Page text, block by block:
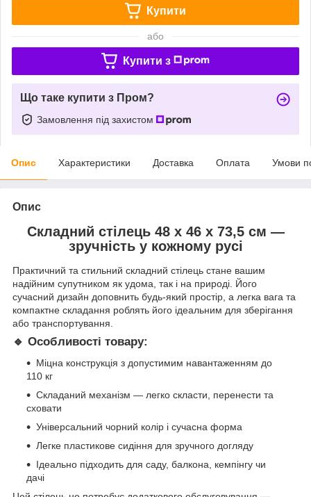
Купити
або
Купити з
Що таке купити з Пром?
Замовлення під захистом
Опис Характеристики Доставка Оплата Умови
Опис
Складний стілець 48 x 46 x 73,5 см —
зручність у кожному русі
Практичний та стильний складний стілець стане вашим
надійним супутником як удома, так і на природі. Його
сучасний дизайн доповнить будь-який простір, а легка вага та
компактне складання роблять його ідеальним для зберігання
або транспортування.
🔹 Особливості товару:
Міцна конструкція з допустимим навантаженням до
110 кг
Складаний механізм — легко скласти, перенести та
сховати
Універсальний чорний колір і сучасна форма
Легке пластикове сидіння для зручного догляду
Ідеально підходить для саду, балкона, кемпінгу чи
дачі